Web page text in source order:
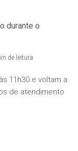
durante o
de leitura
11h30 e voltam a
de atendimento